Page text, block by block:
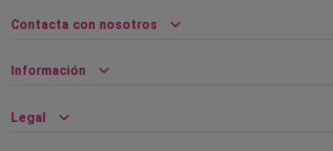
Contacta con nosotros
Información
Legal